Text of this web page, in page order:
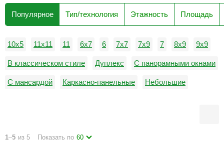
Популярное Тип/технология Этажность Площадь
10x5 11х11 11 6x7 6 7х7 7х9 7 8х9 9х9
В классическом стиле Дуплекс С панорамными окнами
С мансардой Каркасно-панельные Небольшие
1–5 из 5 Показать по 60